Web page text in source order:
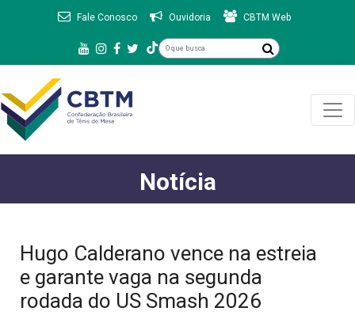
Fale Conosco Ouvidoria CBTM Web
Notícia
Hugo Calderano vence na estreia
e garante vaga na segunda
rodada do US Smash 2026